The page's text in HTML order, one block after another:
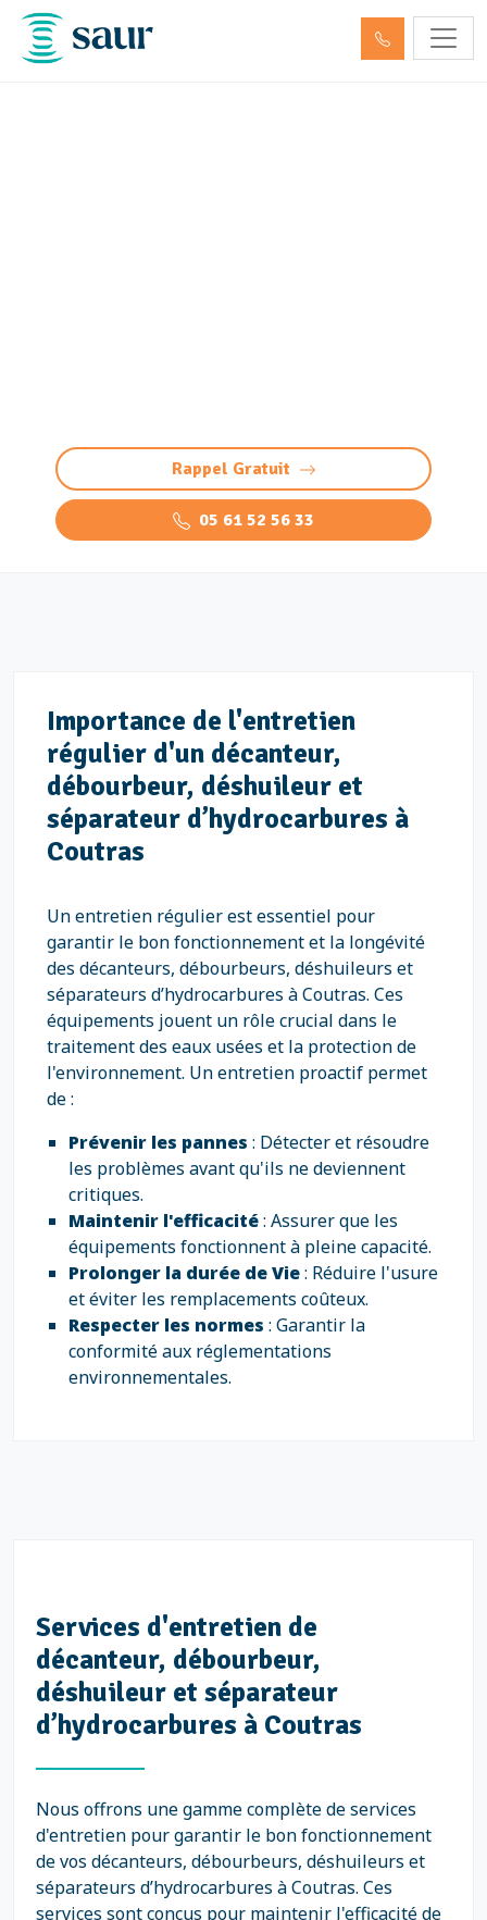
Rappel Gratuit
05 61 52 56 33
Importance de l'entretien
régulier d'un décanteur,
débourbeur, déshuileur et
séparateur d’hydrocarbures à
Coutras
Un entretien régulier est essentiel pour
garantir le bon fonctionnement et la longévité
des décanteurs, débourbeurs, déshuileurs et
séparateurs d’hydrocarbures à Coutras. Ces
équipements jouent un rôle crucial dans le
traitement des eaux usées et la protection de
l'environnement. Un entretien proactif permet
de :
Prévenir les pannes : Détecter et résoudre
les problèmes avant qu'ils ne deviennent
critiques.
Maintenir l'efficacité: Assurer que les
équipements fonctionnent à pleine capacité.
Prolonger la durée de Vie: Réduire l'usure
et éviter les remplacements coûteux.
Respecter les normes : Garantir la
conformité aux réglementations
environnementales.
Services d'entretien de
décanteur, débourbeur,
déshuileur et séparateur
d’hydrocarbures à Coutras
Nous offrons une gamme complète de services
d'entretien pour garantir le bon fonctionnement
de vos décanteurs, débourbeurs, déshuileurs et
séparateurs d’hydrocarbures à Coutras. Ces
services sont conçus pour maintenir l'efficacité de